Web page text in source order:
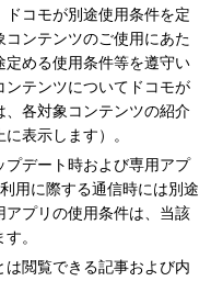
コモが別途使用条件を定
ンテンツのご使用にあた
定める使用条件等を遵守い
テンツについてドコモが
各対象コンテンツの紹介
表示します）。
デート時および専用アプ
用に際する通信時には別途
プリの使用条件は、当該
。
閲覧できる記事および内